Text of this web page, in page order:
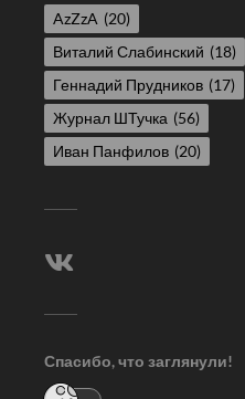
AzZzA (20)
Виталий Слабинский (18)
Геннадий Прудников (17)
Журнал ШТучка (56)
Иван Панфилов (20)
Спасибо, что заглянули!